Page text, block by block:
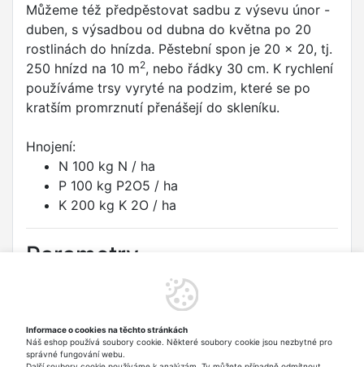
Můžeme též předpěstovat sadbu z výsevu únor -
duben, s výsadbou od dubna do května po 20
rostlinách do hnízda. Pěstební spon je 20 x 20, tj.
250 hnízd na 10 m2, nebo řádky 30 cm. K rychlení
používáme trsy vyryté na podzim, které se po
kratším promrznutí přenášejí do skleníku.
Hnojení:
N 100 kg N / ha
P 100 kg P2O5 / ha
K 200 kg K 2O / ha
Parametry
Typ:Zelenina
Informace o cookies na těchto stránkách
Náš eshop používá soubory cookie. Některé soubory cookie jsou nezbytné pro
správné fungování webu.